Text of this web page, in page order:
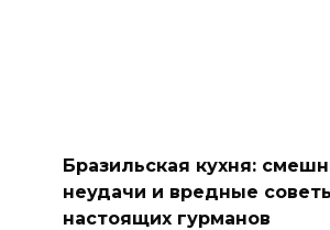
Бразильская кухня:
неудачи и вредные
настоящих гурманов